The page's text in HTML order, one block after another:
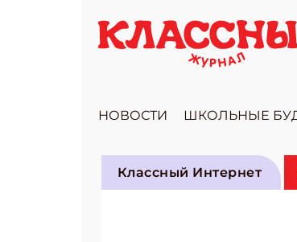
НОВОСТИ ШКОЛЬНЫЕ
Классный Интернет